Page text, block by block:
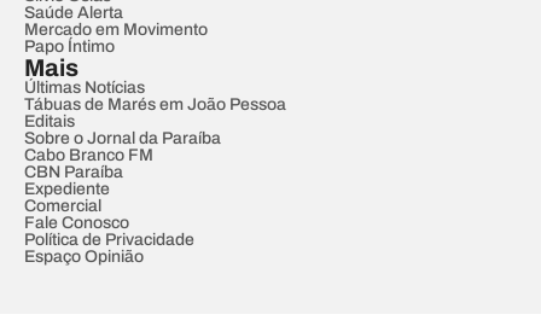
Saúde Alerta
Mercado em Movimento
Papo Íntimo
Mais
Últimas Notícias
Tábuas de Marés em João Pessoa
Editais
Sobre o Jornal da Paraíba
Cabo Branco FM
CBN Paraíba
Expediente
Comercial
Fale Conosco
Política de Privacidade
Espaço Opinião